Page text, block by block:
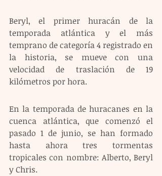
Beryl, el primer huracán de la
temporada atlántica y el más
temprano de categoría 4 registrado en
la historia, se mueve con una
velocidad de traslación de 19
kilómetros por hora.
En la temporada de huracanes en la
cuenca atlántica, que comenzó el
pasado 1 de junio, se han formado
hasta ahora tres tormentas
tropicales con nombre: Alberto, Beryl
y Chris.